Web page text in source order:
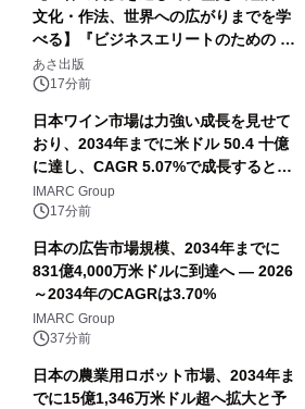
文化・作法、世界への広がりまでを学
べる】『ビジネスエリートのための 教
養としての蕎麦』2026年8月25日
（火）発売
あさ出版
17分前
日本ワイン市場は力強い成長を見せて
おり、2034年までに米ドル 50.4 十億
に達し、CAGR 5.07%で成長すると予
測IMARC Group
17分前
日本の広告市場規模、2034年までに
831億4,000万米ドルに到達へ ― 2026
～2034年のCAGRは3.70%
IMARC Group
37分前
日本の農業用ロボット市場、2034年ま
でに15億1,346万米ドル超へ拡大と予